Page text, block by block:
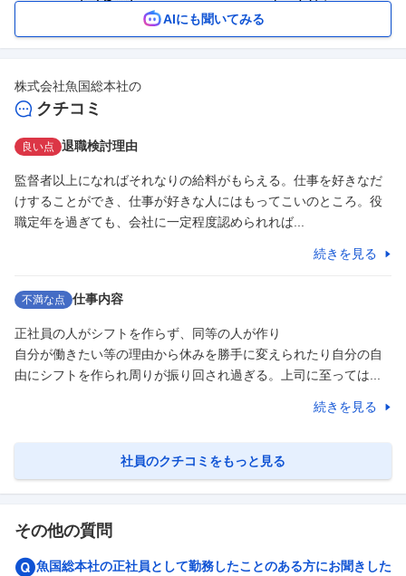
AIにも聞いてみる
株式会社魚国総本社の
クチコミ
良い点 退職検討理由
監督者以上になればそれなりの給料がもらえる。仕事を好きなだ
けすることができ、仕事が好きな人にはもってこいのところ。役
職定年を過ぎても、会社に一定程度認められれば...
続きを見る
不満な点 仕事内容
正社員の人がシフトを作らず、同等の人が作り
自分が働きたい等の理由から休みを勝手に変えられたり自分の自
由にシフトを作られ周りが振り回され過ぎる。上司に至っては...
続きを見る
社員のクチコミをもっと見る
その他の質問
魚国総本社の正社員として勤務したことのある方にお聞きした